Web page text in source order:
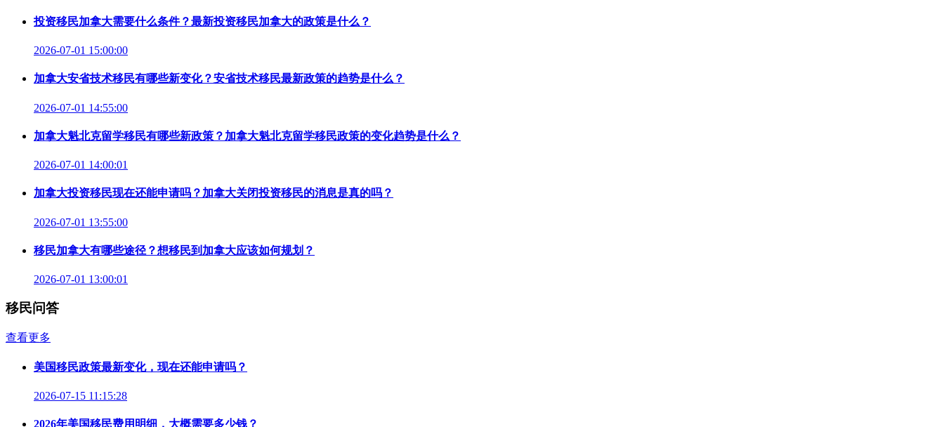
投资移民加拿大需要什么条件？最新投资移民加拿大的政策是什么？
2026-07-01 15:00:00
加拿大安省技术移民有哪些新变化？安省技术移民最新政策的趋势是什么？
2026-07-01 14:55:00
加拿大魁北克留学移民有哪些新政策？加拿大魁北克留学移民政策的变化趋势是什么？
2026-07-01 14:00:01
加拿大投资移民现在还能申请吗？加拿大关闭投资移民的消息是真的吗？
2026-07-01 13:55:00
移民加拿大有哪些途径？想移民到加拿大应该如何规划？
2026-07-01 13:00:01
移民问答
查看更多
美国移民政策最新变化，现在还能申请吗？
2026-07-15 11:15:28
2026年美国移民费用明细，大概需要多少钱？